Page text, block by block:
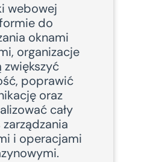
webowej
do
oknami
organizacje
zwiększyć
poprawić
oraz
cały
i operacjami